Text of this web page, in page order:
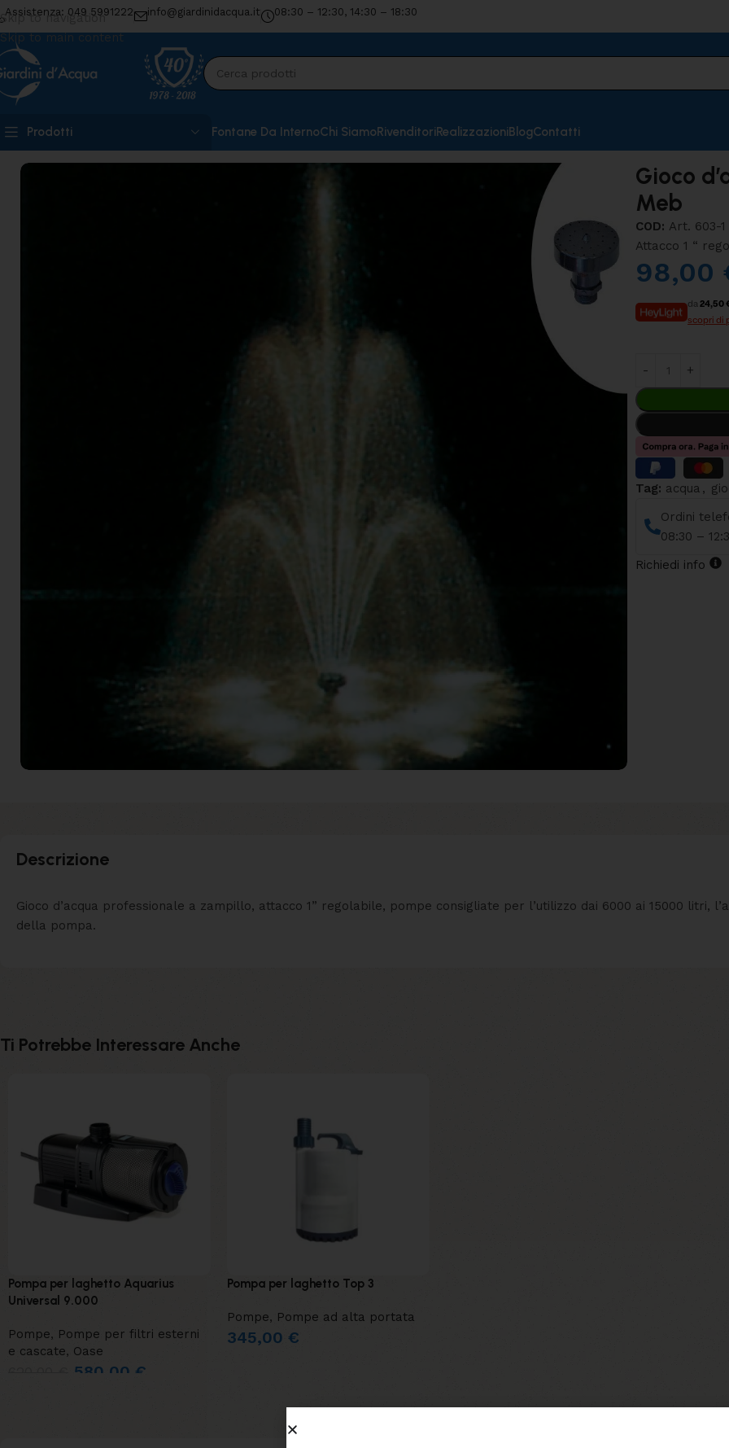
Skip to navigation
Skip to main content
Assistenza: 049 5991222 info@giardinidacqua.it 08:30 – 12:30, 14:30 – 18:30
Prodotti Fontane Da InternoChi SiamoRivenditoriRealizzazioniBlogContatti
Gioco
Meb
COD: Art. 603-1
Attacco 1 “
98,00
da24,50
scopri di
Tag: acqua ,
Ordini
08:30 –
Richiedi info
Descrizione
Gioco d’acqua professionale a zampillo, attacco 1” regolabile, pompe consigliate per l’utilizzo dai 6000 ai 15000 litri,
della pompa.
Ti Potrebbe Interessare Anche
Pompa per laghetto Aquarius
Universal 9.000
Pompe, Pompe per filtri esterni
e cascate, Oase
580,00 €
Pompa per laghetto Top 3
Pompe, Pompe ad alta portata
345,00 €